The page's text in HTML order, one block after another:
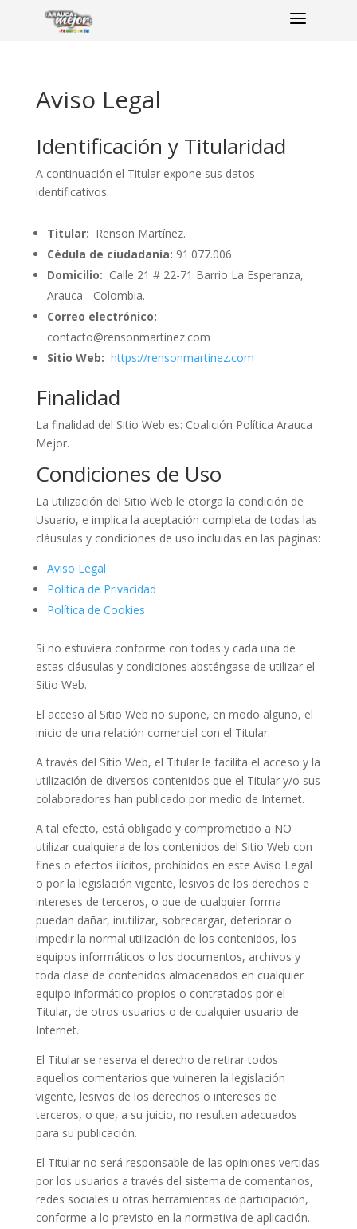
a
Aviso Legal
Identificación y Titularidad
A continuación el Titular expone sus datos
identificativos:
Titular: Renson Martínez.
Cédula de ciudadanía: 91.077.006
Domicilio: Calle 21 # 22-71 Barrio La Esperanza,
Arauca - Colombia.
Correo electrónico:
contacto@rensonmartinez.com
Sitio Web: https://rensonmartinez.com
Finalidad
La finalidad del Sitio Web es: Coalición Política Arauca
Mejor.
Condiciones de Uso
La utilización del Sitio Web le otorga la condición de
Usuario, e implica la aceptación completa de todas las
cláusulas y condiciones de uso incluidas en las páginas:
Aviso Legal
Política de Privacidad
Política de Cookies
Si no estuviera conforme con todas y cada una de
estas cláusulas y condiciones absténgase de utilizar el
Sitio Web.
El acceso al Sitio Web no supone, en modo alguno, el
inicio de una relación comercial con el Titular.
A través del Sitio Web, el Titular le facilita el acceso y la
utilización de diversos contenidos que el Titular y/o sus
colaboradores han publicado por medio de Internet.
A tal efecto, está obligado y comprometido a NO
utilizar cualquiera de los contenidos del Sitio Web con
fines o efectos ilícitos, prohibidos en este Aviso Legal
o por la legislación vigente, lesivos de los derechos e
intereses de terceros, o que de cualquier forma
puedan dañar, inutilizar, sobrecargar, deteriorar o
impedir la normal utilización de los contenidos, los
equipos informáticos o los documentos, archivos y
toda clase de contenidos almacenados en cualquier
equipo informático propios o contratados por el
Titular, de otros usuarios o de cualquier usuario de
Internet.
El Titular se reserva el derecho de retirar todos
aquellos comentarios que vulneren la legislación
vigente, lesivos de los derechos o intereses de
terceros, o que, a su juicio, no resulten adecuados
para su publicación.
El Titular no será responsable de las opiniones vertidas
por los usuarios a través del sistema de comentarios,
redes sociales u otras herramientas de participación,
conforme a lo previsto en la normativa de aplicación.